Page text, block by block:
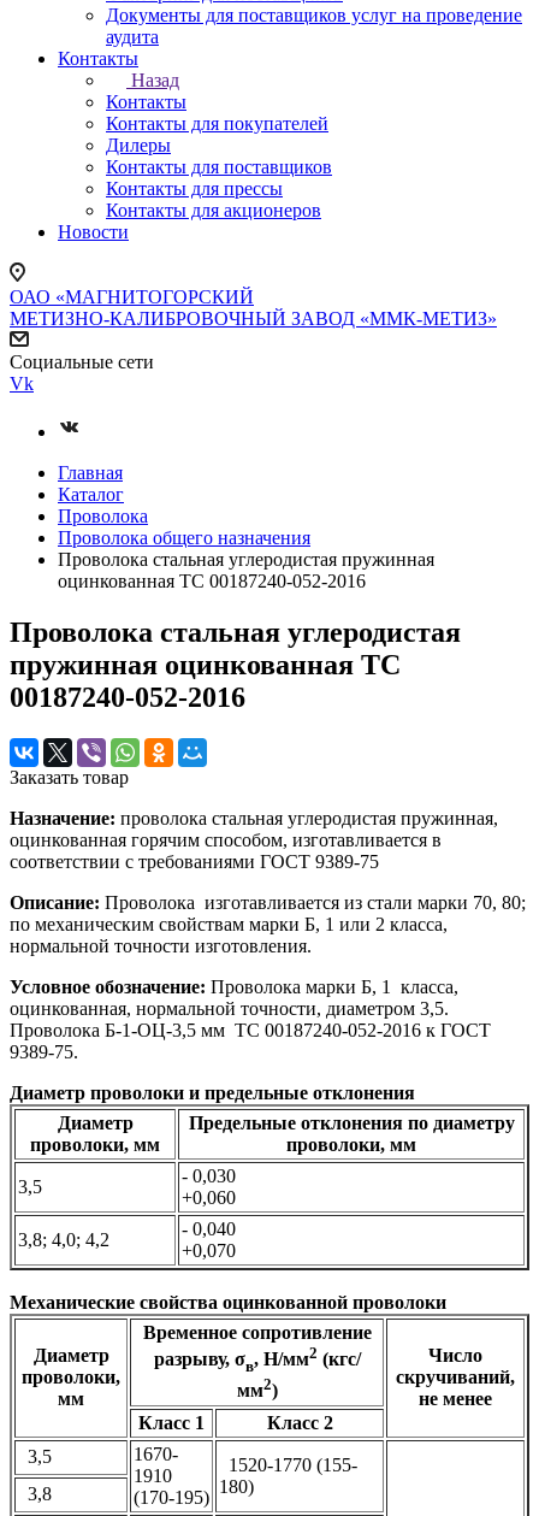
Документы для поставщиков услуг на проведение
аудита
Контакты
Назад
Контакты
Контакты для покупателей
Дилеры
Контакты для поставщиков
Контакты для прессы
Контакты для акционеров
Новости
ОАО «МАГНИТОГОРСКИЙ
МЕТИЗНО-КАЛИБРОВОЧНЫЙ ЗАВОД «ММК-МЕТИЗ»
Социальные сети
Vk
Главная
Каталог
Проволока
Проволока общего назначения
Проволока стальная углеродистая пружинная
оцинкованная ТС 00187240-052-2016
Проволока стальная углеродистая
пружинная оцинкованная ТС
00187240-052-2016
Заказать товар
Назначение: проволока стальная углеродистая пружинная,
оцинкованная горячим способом, изготавливается в
соответствии с требованиями ГОСТ 9389-75
Описание: Проволока изготавливается из стали марки 70, 80;
по механическим свойствам марки Б, 1 или 2 класса,
нормальной точности изготовления.
Условное обозначение: Проволока марки Б, 1 класса,
оцинкованная, нормальной точности, диаметром 3,5.
Проволока Б-1-ОЦ-3,5 мм ТС 00187240-052-2016 к ГОСТ
9389-75.
Диаметр проволоки и предельные отклонения
Диаметр
проволоки, мм
Предельные отклонения по диаметру
проволоки, мм
3,5
- 0,030
+0,060
3,8; 4,0; 4,2
- 0,040
+0,070
Механические свойства оцинкованной проволоки
Диаметр
проволоки,
мм
Временное сопротивление
разрыву, σв, Н/мм2 (кгс/
мм2)
Число
скручиваний,
не менее
Класс 1
Класс 2
3,5
1670-
1910
(170-195)
1520-1770 (155-
180)
3,8